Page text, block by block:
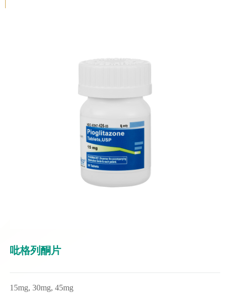
吡格列酮片
15mg, 30mg, 45mg